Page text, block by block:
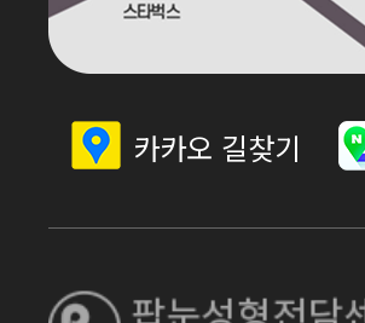
카카오 길찾기